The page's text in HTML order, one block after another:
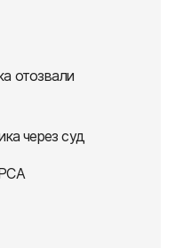
отозвали
через суд